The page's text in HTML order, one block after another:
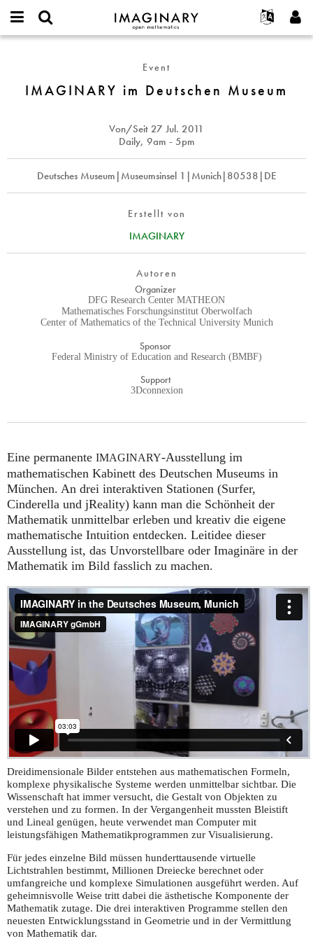
IMAGINARY
open
Français
Deutsch
Español
Türkçe
Programme
Galerien
Filme
Texte
Ausstellungen
Projekte
Mitmachen
username
Neues Benutzerkonto erstellen
Neues Passwort anfordern
Deutschen
Event
IMAGINARY im Deutschen Museum
Von/Seit 27 Jul. 2011
Daily, 9am - 5pm
Deutsches Museum|Museumsinsel 1|Munich|80538|DE
Erstellt von
IMAGINARY
Autoren
Organizer
DFG Research Center MATHEON
Mathematisches Forschungsinstitut Oberwolfach
Center of Mathematics of the Technical University Munich
Sponsor
Federal Ministry of Education and Research (BMBF)
Support
3Dconnexion
Eine permanente IMAGINARY-Ausstellung im
mathematischen Kabinett des Deutschen Museums in
München. An drei interaktiven Stationen (Surfer,
Cinderella und jReality) kann man die Schönheit der
Mathematik unmittelbar erleben und kreativ die eigene
mathematische Intuition entdecken. Leitidee dieser
Ausstellung ist, das Unvorstellbare oder Imaginäre in der
Mathematik im Bild fasslich zu machen.
Dreidimensionale Bilder entstehen aus mathematischen Formeln,
komplexe physikalische Systeme werden unmittelbar sichtbar. Die
Wissenschaft hat immer versucht, die Gestalt von Objekten zu
verstehen und zu formen. In der Vergangenheit mussten Bleistift
und Lineal genügen, heute verwendet man Computer mit
leistungsfähigen Mathematikprogrammen zur Visualisierung.
Für jedes einzelne Bild müssen hunderttausende virtuelle
Lichtstrahlen bestimmt, Millionen Dreiecke berechnet oder
umfangreiche und komplexe Simulationen ausgeführt werden. Auf
geheimnisvolle Weise tritt dabei die ästhetische Komponente der
Mathematik zutage. Die drei interaktiven Programme stellen den
neuesten Entwicklungsstand in Geometrie und in der Vermittlung
von Mathematik dar.